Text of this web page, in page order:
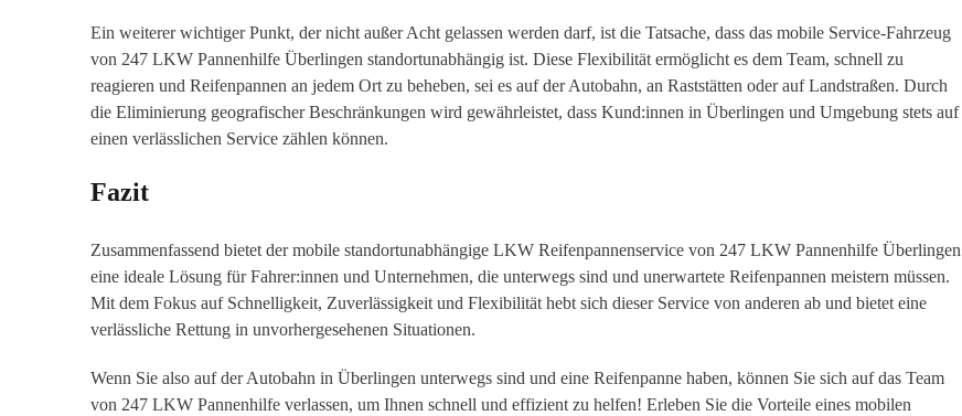
Ein weiterer wichtiger Punkt, der nicht außer Acht gelassen werden darf, ist die Tatsache, dass das mobile Service-Fahrzeug
von 247 LKW Pannenhilfe Überlingen standortunabhängig ist. Diese Flexibilität ermöglicht es dem Team, schnell zu
reagieren und Reifenpannen an jedem Ort zu beheben, sei es auf der Autobahn, an Raststätten oder auf Landstraßen. Durch
die Eliminierung geografischer Beschränkungen wird gewährleistet, dass Kund:innen in Überlingen und Umgebung stets auf
einen verlässlichen Service zählen können.
Fazit
Zusammenfassend bietet der mobile standortunabhängige LKW Reifenpannenservice von 247 LKW Pannenhilfe Überlingen
eine ideale Lösung für Fahrer:innen und Unternehmen, die unterwegs sind und unerwartete Reifenpannen meistern müssen.
Mit dem Fokus auf Schnelligkeit, Zuverlässigkeit und Flexibilität hebt sich dieser Service von anderen ab und bietet eine
verlässliche Rettung in unvorhergesehenen Situationen.
Wenn Sie also auf der Autobahn in Überlingen unterwegs sind und eine Reifenpanne haben, können Sie sich auf das Team
von 247 LKW Pannenhilfe verlassen, um Ihnen schnell und effizient zu helfen! Erleben Sie die Vorteile eines mobilen